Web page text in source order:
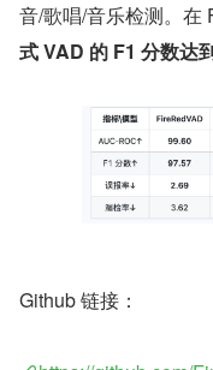
音/歌唱/音乐检测。在
式 VAD 的 F1 分数达
Github 链接：